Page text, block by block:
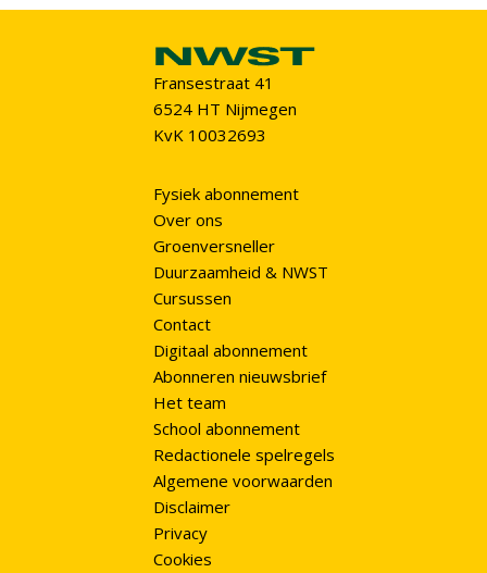
Fransestraat 41
6524 HT Nijmegen
KvK 10032693
Fysiek abonnement
Over ons
Groenversneller
Duurzaamheid & NWST
Cursussen
Contact
Digitaal abonnement
Abonneren nieuwsbrief
Het team
School abonnement
Redactionele spelregels
Algemene voorwaarden
Disclaimer
Privacy
Cookies